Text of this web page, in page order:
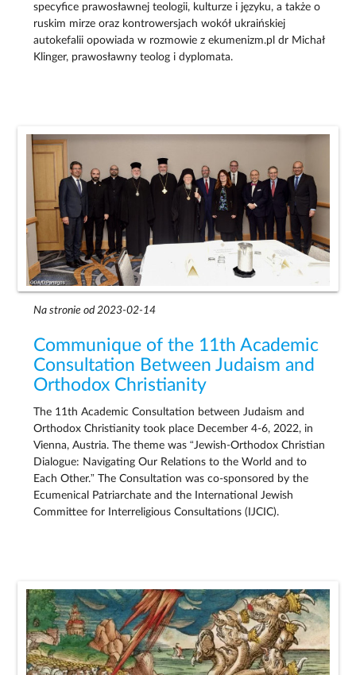
specyfice prawosławnej teologii, kulturze i języku, a także o
ruskim mirze oraz kontrowersjach wokół ukraińskiej
autokefalii opowiada w rozmowie z ekumenizm.pl dr Michał
Klinger, prawosławny teolog i dyplomata.
Na stronie od 2023-02-14
Communique of the 11th Academic
Consultation Between Judaism and
Orthodox Christianity
The 11th Academic Consultation between Judaism and
Orthodox Christianity took place December 4-6, 2022, in
Vienna, Austria. The theme was “Jewish-Orthodox Christian
Dialogue: Navigating Our Relations to the World and to
Each Other.” The Consultation was co-sponsored by the
Ecumenical Patriarchate and the International Jewish
Committee for Interreligious Consultations (IJCIC).